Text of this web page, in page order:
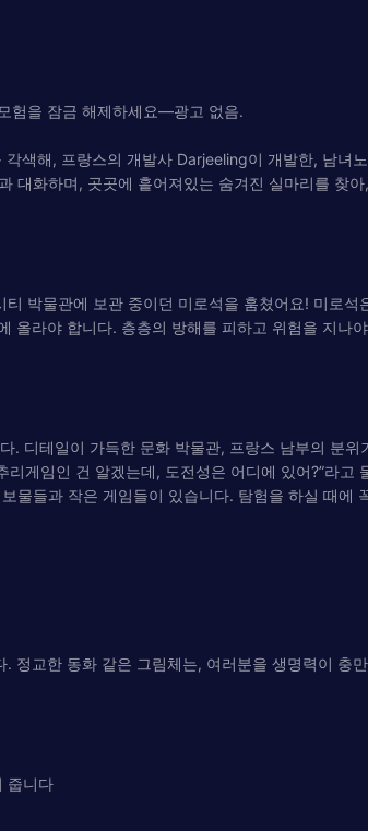
험을 잠금 해제하세요—광고 없음.
색해, 프랑스의 개발사 Darjeeling이 개발한, 남녀
대화하며, 곳곳에 흩어져있는 숨겨진 실마리를 찾
박물관에 보관 중이던 미로석을 훔쳤어요! 미로
라야 합니다. 층층의 방해를 피하고 위험을 지나
디테일이 가득한 문화 박물관, 프랑스 남부의 분
게임인 건 알겠는데, 도전성은 어디에 있어?”라
들과 작은 게임들이 있습니다. 탐험을 하실 때에
교한 동화 같은 그림체는, 여러분을 생명력이 충
줍니다